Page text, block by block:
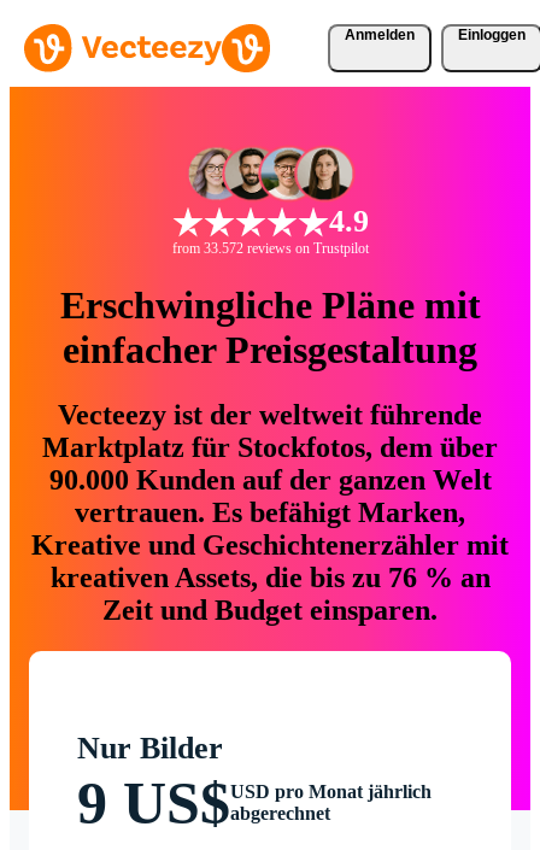
Anmelden Einloggen
4.9
from 33.572 reviews on Trustpilot
Erschwingliche Pläne mit
einfacher Preisgestaltung
Vecteezy ist der weltweit führende
Marktplatz für Stockfotos, dem über
90.000 Kunden auf der ganzen Welt
vertrauen. Es befähigt Marken,
Kreative und Geschichtenerzähler mit
kreativen Assets, die bis zu 76 % an
Zeit und Budget einsparen.
Nur Bilder
9 US$USD pro Monat jährlich
abgerechnet